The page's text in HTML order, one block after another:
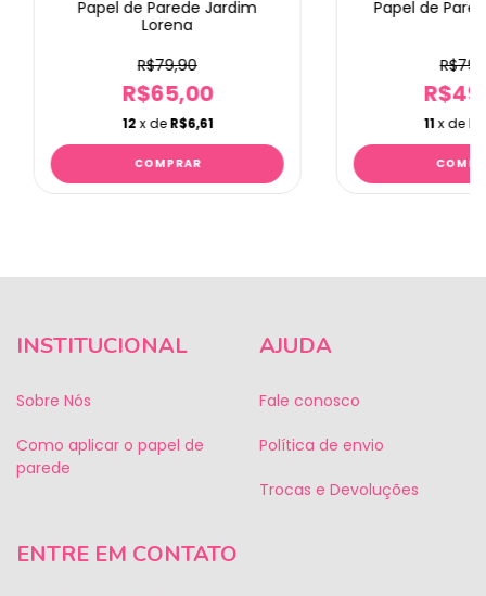
Papel de Parede Jardim
Lorena
R$79,90
R$65,00
12x deR$6,61
Papel de
11 x de
INSTITUCIONAL
Sobre Nós
Como aplicar o papel de
parede
AJUDA
Fale conosco
Política de envio
Trocas e Devoluções
ENTRE EM CONTATO